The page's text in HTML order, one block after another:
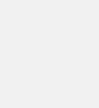
differenzierteres
und